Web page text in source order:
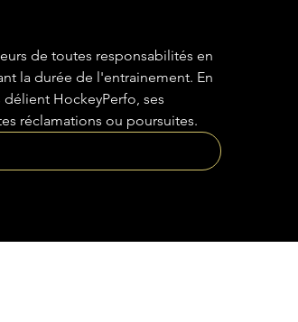
de toutes responsabilités en
la durée de l'entrainement. En
HockeyPerfo, ses
réclamations ou poursuites.